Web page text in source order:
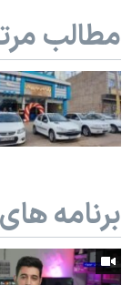
نرگس محمدی
همایش
صفحه‌های ویژه
سفر پرزیدنت
مطالب
برنامه